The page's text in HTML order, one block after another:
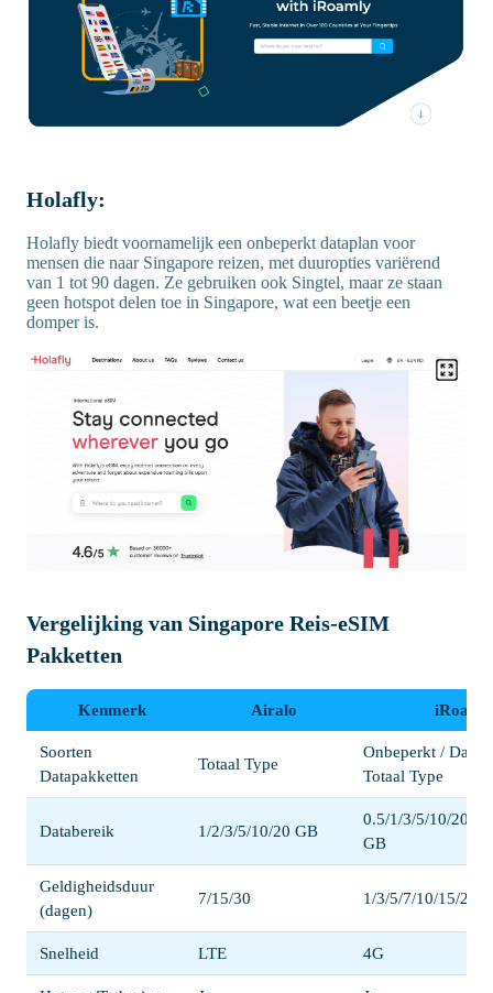
Holafly:
Holafly biedt voornamelijk een onbeperkt dataplan voor
mensen die naar Singapore reizen, met duuropties variërend
van 1 tot 90 dagen. Ze gebruiken ook Singtel, maar ze staan
geen hotspot delen toe in Singapore, wat een beetje een
domper is.
Vergelijking van Singapore Reis-eSIM
Pakketten
Kenmerk Airalo
Soorten
Datapakketten
Totaal Type
Onbeperkt /
Totaal Type
Databereik 1/2/3/5/10/20 GB
0.5/1/3/5/10/20/
GB
Geldigheidsduur
(dagen)
7/15/30 1/3/5/7/10/15/20/
Snelheid LTE 4G